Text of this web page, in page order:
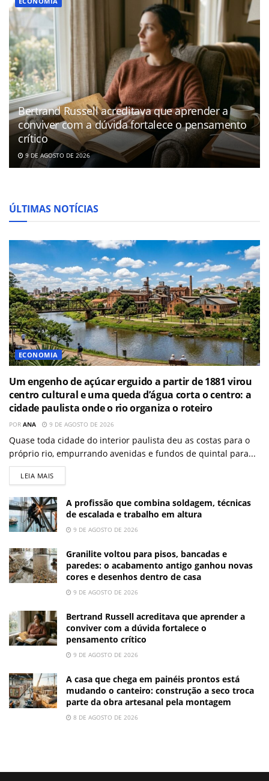
Bertrand Russell acreditava que aprender a
conviver com a dúvida fortalece o pensamento
crítico
9 DE AGOSTO DE 2026
ÚLTIMAS NOTÍCIAS
ECONOMIA
Um engenho de açúcar erguido a partir de 1881 virou
centro cultural e uma queda d’água corta o centro: a
cidade paulista onde o rio organiza o roteiro
POR ANA 9 DE AGOSTO DE 2026
Quase toda cidade do interior paulista deu as costas para o
próprio rio, empurrando avenidas e fundos de quintal para...
LEIA MAIS
A profissão que combina soldagem, técnicas
de escalada e trabalho em altura
9 DE AGOSTO DE 2026
Granilite voltou para pisos, bancadas e
paredes: o acabamento antigo ganhou novas
cores e desenhos dentro de casa
9 DE AGOSTO DE 2026
Bertrand Russell acreditava que aprender a
conviver com a dúvida fortalece o
pensamento crítico
9 DE AGOSTO DE 2026
A casa que chega em painéis prontos está
mudando o canteiro: construção a seco troca
parte da obra artesanal pela montagem
8 DE AGOSTO DE 2026